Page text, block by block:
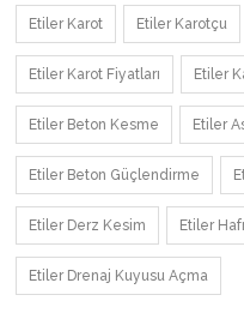
Etiler Karot Etiler Karotçu
Etiler Karot Fiyatları Etiler
Etiler Beton Kesme Etiler
Etiler Beton Güçlendirme
Etiler Derz Kesim Etiler
Etiler Drenaj Kuyusu Açma